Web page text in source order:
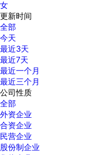
女
更新时间
全部
今天
最近3天
最近7天
最近一个月
最近三个月
公司性质
全部
外资企业
合资企业
民营企业
股份制企业